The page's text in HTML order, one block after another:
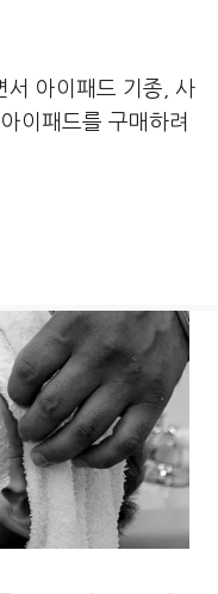
서 아이패드 기종, 사
이패드를 구매하려